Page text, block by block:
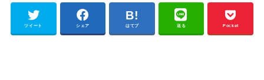
ツイート シェア はてブ 送る Pocket